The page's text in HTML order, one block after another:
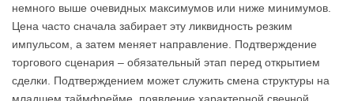
немного выше очевидных максимумов или ниже минимумов.
Цена часто сначала забирает эту ликвидность резким
импульсом, а затем меняет направление. Подтверждение
торгового сценария – обязательный этап перед открытием
сделки. Подтверждением может служить смена структуры на
младшем таймфрейме, появление характерной свечной